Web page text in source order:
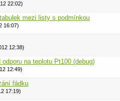
22:02)
mezi listy s podmínkou
16:07)
12:38)
odporu na teplotu Pt100 (debug)
12:49)
řádku
17:19)